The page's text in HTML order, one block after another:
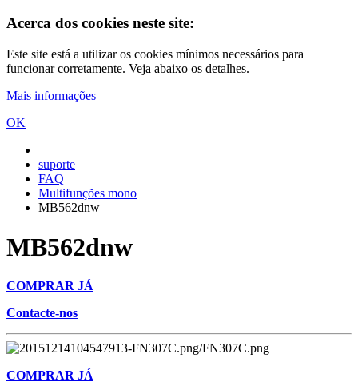
Acerca dos cookies neste site:
Este site está a utilizar os cookies mínimos necessários para
funcionar corretamente. Veja abaixo os detalhes.
Mais informações
OK
suporte
FAQ
Multifunções mono
MB562dnw
MB562dnw
COMPRAR JÁ
Contacte-nos
COMPRAR JÁ